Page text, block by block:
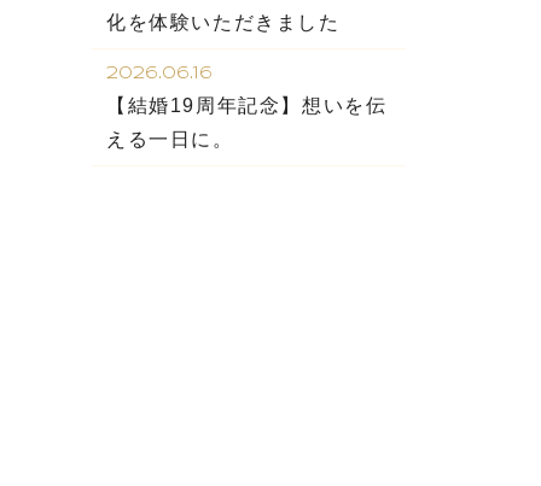
化を体験いただきました
2026.06.16
【結婚19周年記念】想いを伝
える一日に。